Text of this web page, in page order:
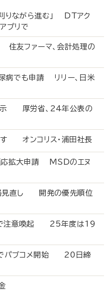
りながら進む」 DTアク
プリで
友ファーマ、会計処理の
病でも申請 リリー、日米
示 厚労省、24年公表の
オンコリス・浦田社長
応拡大申請 MSDのエヌ
略見直し 開発の優先順位
で注意喚起 25年度は19
でパブコメ開始 20日締
金